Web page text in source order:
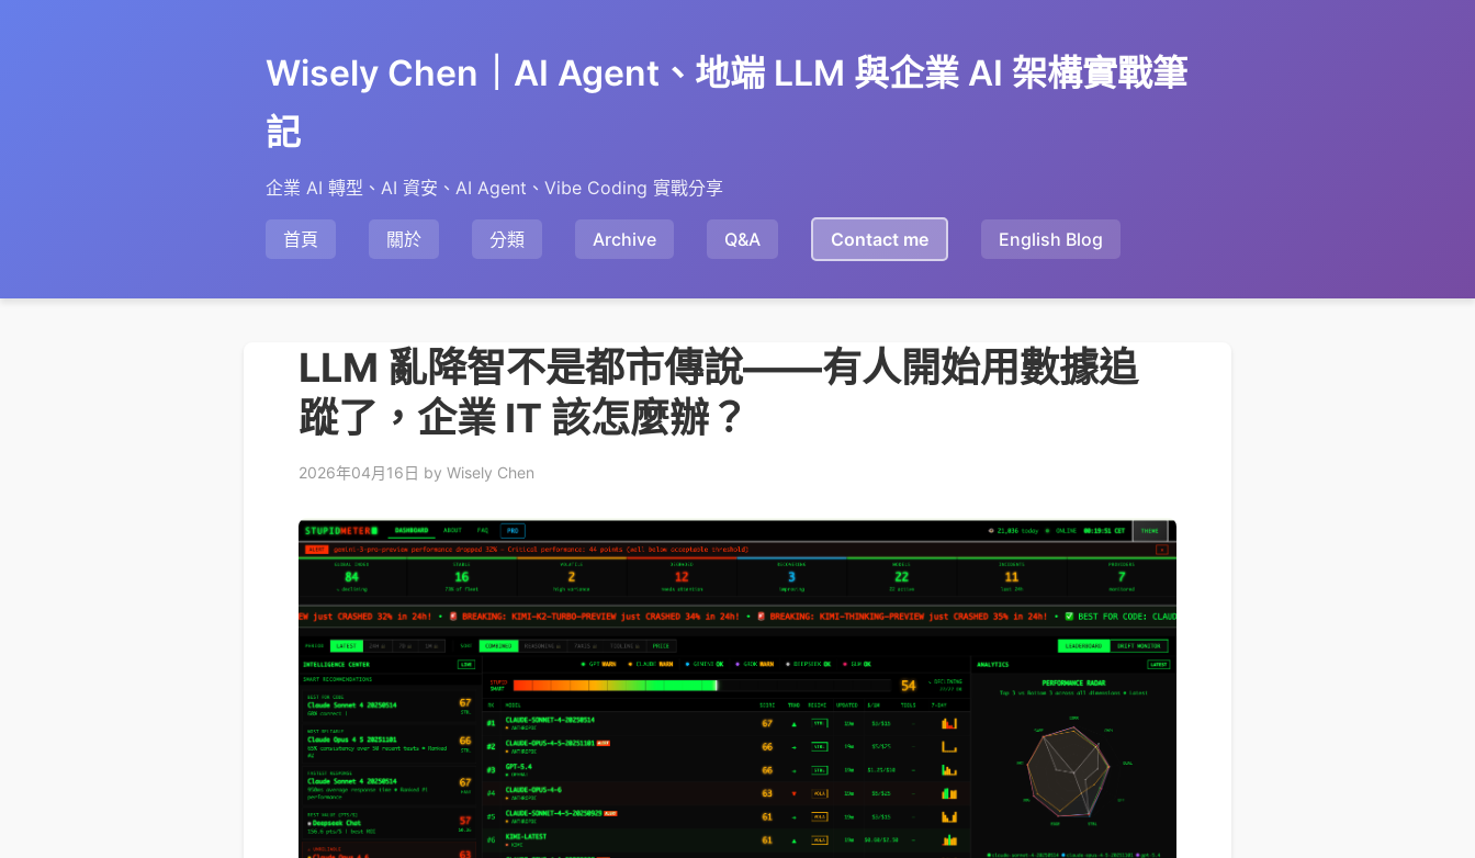
Wisely Chen｜AI Agent、地端 LLM 與企業 AI 架構實戰筆
記
企業 AI 轉型、AI 資安、AI Agent、Vibe Coding 實戰分享
首頁 關於 分類 Archive Q&A Contact me English Blog
LLM 亂降智不是都市傳說——有人開始用數據追
蹤了，企業 IT 該怎麼辦？
2026年04月16日 by Wisely Chen